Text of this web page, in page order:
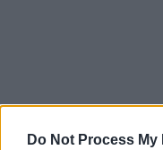
Do Not Process